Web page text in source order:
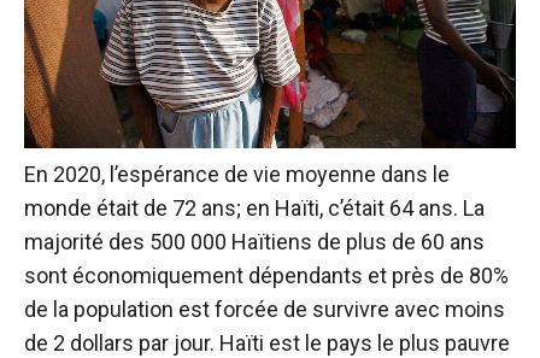
En 2020, l’espérance de vie moyenne dans le
monde était de 72 ans; en Haïti, c’était 64 ans. La
majorité des 500 000 Haïtiens de plus de 60 ans
sont économiquement dépendants et près de 80%
de la population est forcée de survivre avec moins
de 2 dollars par jour. Haïti est le pays le plus pauvre